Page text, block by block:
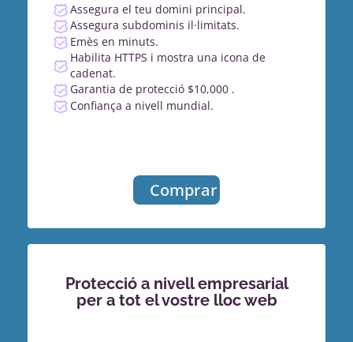
Assegura el teu domini principal.
Assegura subdominis il·limitats.
Emès en minuts.
Habilita HTTPS i mostra una icona de
cadenat.
Garantia de protecció $10,000 .
Confiança a nivell mundial.
Comprar
Protecció a nivell empresarial
per a tot el vostre lloc web